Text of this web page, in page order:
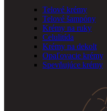
Telové krémy
Telové šampóny
Krémy na ruky
Celulitída
Krémy na dekolt
Opaľovacie krémy
Spevňujúce krémy